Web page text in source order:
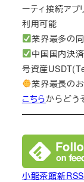
ーティ接続ア
利用可能
業界最多の
中国国内決済
号資産
業界最長の
こちらからどう
小龍茶館新